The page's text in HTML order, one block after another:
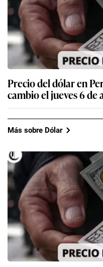
Precio del dólar en
cambio el jueves 6 de
Más sobre Dólar